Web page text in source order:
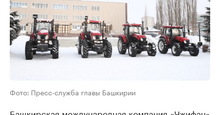
Фото: Пресс-служба главы Башкирии